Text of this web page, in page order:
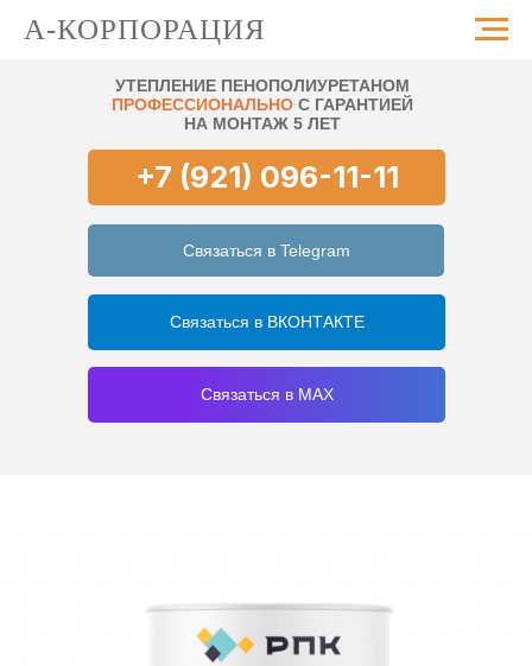
А-КОРПОРАЦИЯ
+7 (921) 096-11-11
Связаться в Telegram
УТЕПЛЕНИЕ ПЕНОПОЛИУРЕТАНОМ
ПРОФЕССИОНАЛЬНО С ГАРАНТИЕЙ
НА МОНТАЖ 5 ЛЕТ
Связаться в MAX
Связаться в ВКОНТАКТЕ